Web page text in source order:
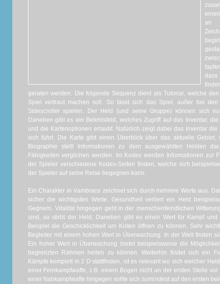
an
dass
geraten werden. Die folgende Sequenz dient als Tutorial, welche
Spiel vertraut machen soll. So lässt sich das Spiel, außer bei
Sidescroller spielen. Der Held (und seine Gruppe) können sich
Daneben gibt es ein Befehlsfeld, welches Zugriff auf das Inventar,
und die Kartenoptionen erlaubt. Natürlich zeigt dabei das Inventar
sich führt. Die Karte gibt einen Überblick über das aktuelle Gebiet,
Biographie stellt Informationen zu dem ausgewählten Helden
Fähigkeiten verglichen werden. Im Kodex werden Informationen zur
der Spieler verschiedene Kodex-Seiten finden, welche sich
der Spieler auf seine Reise begegnen kann.
Ein Charakter in Vambrace zeichnet sich durch mehrere Werte aus.
sicher die wichtigsten Werte. Gesundheit verliert ein Held
Gegnern. Vitalität hingegen geht in der menschenfeindlichen
sind, so stirbt der Held. Daneben gibt es einen Wert für Kampf und
Beispiel die Geschicklichkeit um Kisten öffnen zu können. Sehr
Begleiter mit einem hohen Wert in Überwachung. In der Welt finden
Ein hoher Wert in Überwachung bietet beispielsweise die
begrenzten Rahmen heilen zu können. Weiterhin findet sich ein
Kämpfe komplett in 2 D stattfinden, ist es relevant wo sich welcher
einer Fernkampfwaffe, z.B. einem Bogen nicht an der ersten Stelle
einer Nahkampfwaffe hingegen sollte sich zumindest auf den ersten